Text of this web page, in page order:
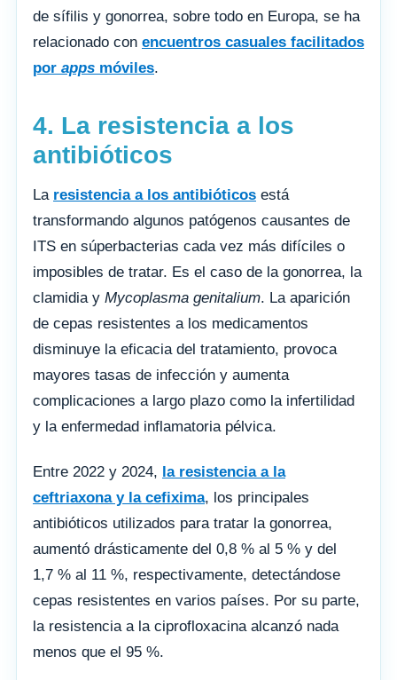
de sífilis y gonorrea, sobre todo en Europa, se ha
relacionado con encuentros casuales facilitados
por apps móviles.
4. La resistencia a los
antibióticos
La resistencia a los antibióticos está
transformando algunos patógenos causantes de
ITS en súperbacterias cada vez más difíciles o
imposibles de tratar. Es el caso de la gonorrea, la
clamidia y Mycoplasma genitalium. La aparición
de cepas resistentes a los medicamentos
disminuye la eficacia del tratamiento, provoca
mayores tasas de infección y aumenta
complicaciones a largo plazo como la infertilidad
y la enfermedad inflamatoria pélvica.
Entre 2022 y 2024, la resistencia a la
ceftriaxona y la cefixima, los principales
antibióticos utilizados para tratar la gonorrea,
aumentó drásticamente del 0,8 % al 5 % y del
1,7 % al 11 %, respectivamente, detectándose
cepas resistentes en varios países. Por su parte,
la resistencia a la ciprofloxacina alcanzó nada
menos que el 95 %.